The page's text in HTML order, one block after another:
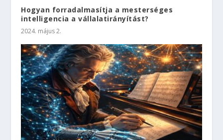
Hogyan forradalmasítja a mesterséges
intelligencia a vállalatirányítást?
2024. május 2.